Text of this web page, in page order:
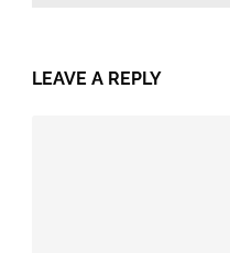
LEAVE A REPLY